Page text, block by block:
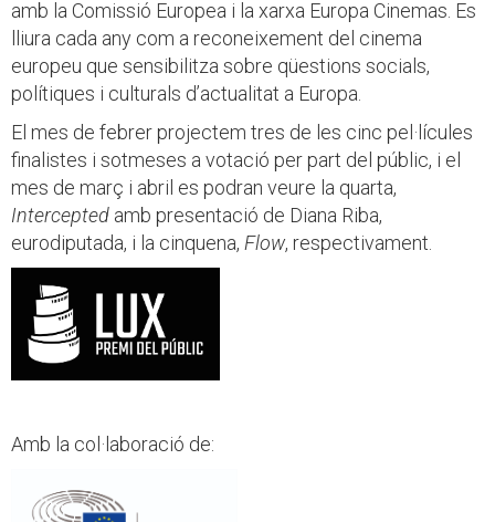
amb la Comissió Europea i la xarxa Europa Cinemas. Es
lliura cada any com a reconeixement del cinema
europeu que sensibilitza sobre qüestions socials,
polítiques i culturals d’actualitat a Europa.
El mes de febrer projectem tres de les cinc pel·lícules
finalistes i sotmeses a votació per part del públic, i el
mes de març i abril es podran veure la quarta,
Intercepted amb presentació de Diana Riba,
eurodiputada, i la cinquena, Flow, respectivament.
Amb la col·laboració de: